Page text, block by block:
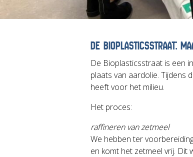
DE BIOPLASTICSSTRAAT:
De Bioplasticsstraat is een
plaats van aardolie. Tijdens
heeft voor het milieu.
Het proces:
raffineren van zetmeel
We hebben ter
en komt het zetmeel vrij.